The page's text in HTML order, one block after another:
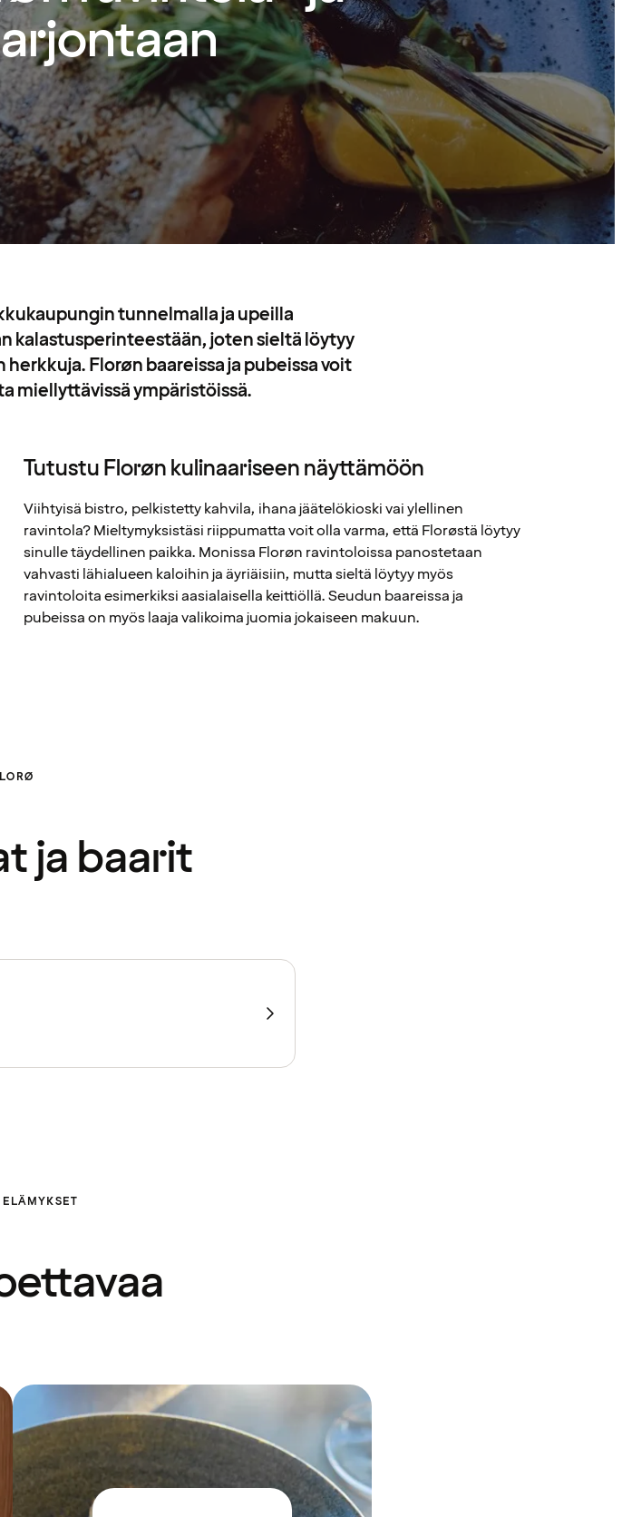
tunnelmalla ja upeilla
kalastusperinteestään, joten sieltä löytyy
Florøn baareissa ja pubeissa voit
miellyttävissä ympäristöissä.
Tutustu Florøn kulinaariseen näyttämöön
Viihtyisä bistro, pelkistetty kahvila, ihana jäätelökioski vai ylellinen
ravintola? Mieltymyksistäsi riippumatta voit olla varma, että Florøstä löytyy
sinulle täydellinen paikka. Monissa Florøn ravintoloissa panostetaan
vahvasti lähialueen kaloihin ja äyriäisiin, mutta sieltä löytyy myös
ravintoloita esimerkiksi aasialaisella keittiöllä. Seudun baareissa ja
pubeissa on myös laaja valikoima juomia jokaiseen makuun.
ja baarit